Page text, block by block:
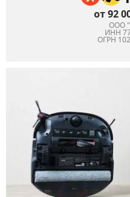
от 92
ООО
ИНН
ОГРН